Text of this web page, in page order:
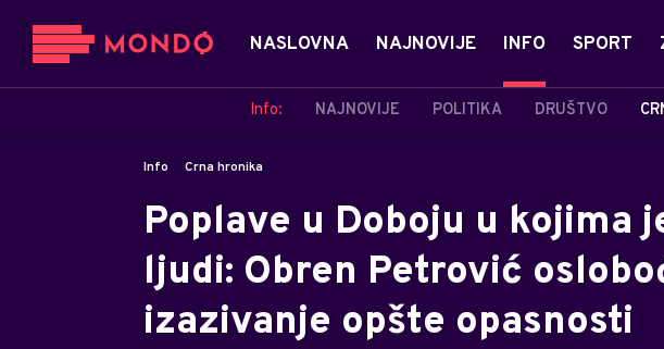
NASLOVNA NAJNOVIJE INFO
Info: NAJNOVIJE POLITIKA DRUŠTVO
SPORT
Info Crna hronika
Poplave u Doboju u kojima
ljudi: Obren Petrović
izazivanje opšte opasnosti